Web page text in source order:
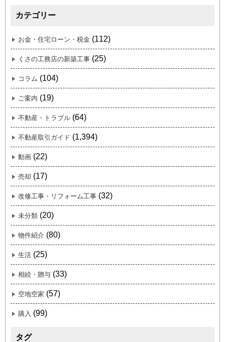
カテゴリー
お金・住宅ローン・税金 (112)
くさの工務店の新築工事 (25)
コラム (104)
ご案内 (19)
不動産・トラブル (64)
不動産取引ガイド (1,394)
動画 (22)
売却 (17)
改修工事・リフォーム工事 (32)
未分類 (20)
物件紹介 (80)
生活 (25)
相続・贈与 (33)
空地空家 (57)
購入 (99)
タグ